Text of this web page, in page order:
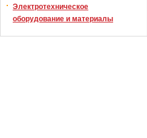
Электротехническое
оборудование и материалы